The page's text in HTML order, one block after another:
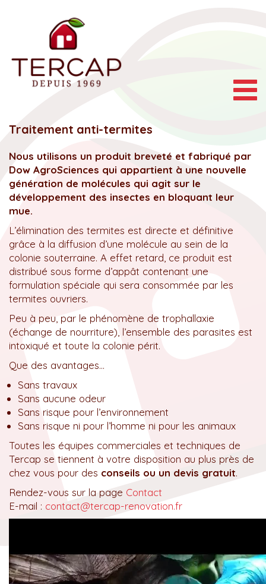
Traitement anti-termites
Nous utilisons un produit breveté et fabriqué par
Dow AgroSciences qui appartient à une nouvelle
génération de molécules qui agit sur le
développement des insectes en bloquant leur
mue.
L’élimination des termites est directe et définitive
grâce à la diffusion d’une molécule au sein de la
colonie souterraine. A effet retard, ce produit est
distribué sous forme d’appât contenant une
formulation spéciale qui sera consommée par les
termites ouvriers.
Peu à peu, par le phénomène de trophallaxie
(échange de nourriture), l’ensemble des parasites est
intoxiqué et toute la colonie périt.
Que des avantages…
Sans travaux
Sans aucune odeur
Sans risque pour l’environnement
Sans risque ni pour l’homme ni pour les animaux
Toutes les équipes commerciales et techniques de
Tercap se tiennent à votre disposition au plus près de
chez vous pour des conseils ou un devis gratuit.
Rendez-vous sur la page Contact
E-mail : contact@tercap-renovation.fr